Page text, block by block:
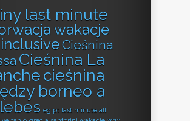
last minute
wakacje
Cieśnina
Cieśnina La
cieśnina
borneo a
egipt last minute all